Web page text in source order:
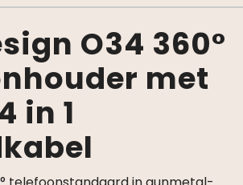
O34 360°
met
in 1